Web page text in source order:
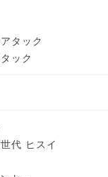
タック
ック
代 ヒスイ